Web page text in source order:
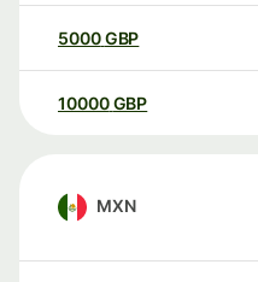
5000GBP
10000 GBP
MXN